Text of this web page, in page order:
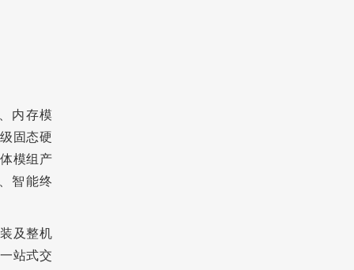
内存模
固态硬
模组产
智能终
及整机
站式交